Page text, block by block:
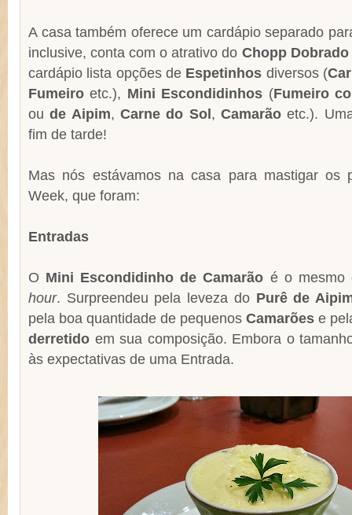
A casa também oferece um cardápio separado
inclusive, conta com o atrativo do Chopp Dobrado
cardápio lista opções de Espetinhos diversos (
Fumeiro etc.), Mini Escondidinhos (Fumeiro
oude Aipim,Carne do Sol,Camarão etc.).
fim de tarde!
Mas nós estávamos na casa para mastigar os
Week, que foram:
Entradas
O Mini Escondidinho de Camarão é o
hour. Surpreendeu pela leveza do Purê de
pela boa quantidade de pequenos Camarões e
derretido em sua composição. Embora o
às expectativas de uma Entrada.